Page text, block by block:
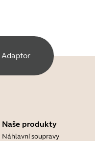
Adaptor
Naše produkty
Náhlavní soupravy